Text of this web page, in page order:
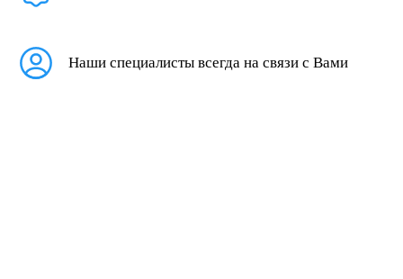
Наши специалисты всегда на связи с Вами